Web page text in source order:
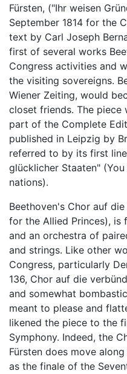
Fürsten, ("Ihr weisen
September 1814 for the
text by Carl Joseph
first of several works
Congress activities and
the visiting sovereigns.
Wiener Zeiting, would
closet friends. The piece
part of the Complete
published in Leipzig by
referred to by its first
glücklicher Staaten"
nations).
Beethoven's Chor auf
for the Allied Princes),
and an orchestra of
and strings. Like other
Congress, particularly
136, Chor auf die
and somewhat
meant to please and
likened the piece to the
Symphony. Indeed, the
Fürsten does move
as the finale of the